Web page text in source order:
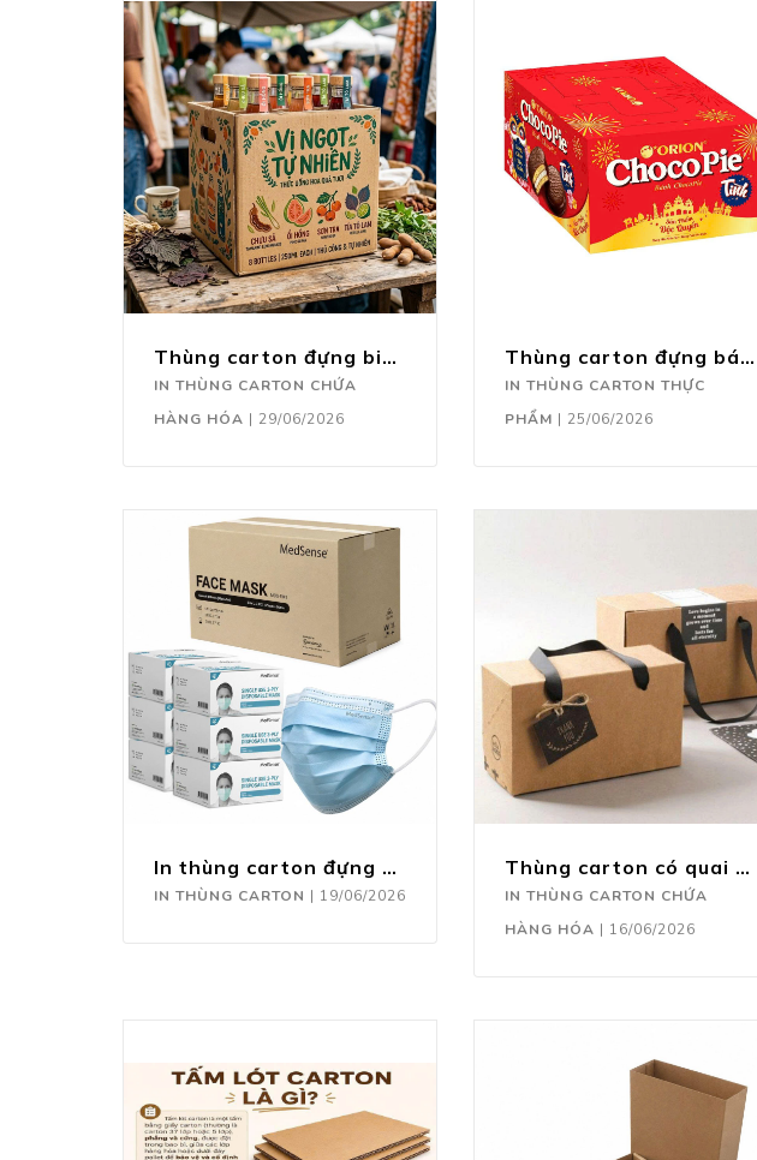
Thùng carton đựng bia, nước ngọt
IN THÙNG CARTON CHỨA
HÀNG HÓA | 29/06/2026
Thùng carton đựng bánh
IN THÙNG CARTON THỰC
PHẨM | 25/06/2026
In thùng carton đựng khẩu trang
IN THÙNG CARTON | 19/06/2026
Thùng carton có quai xách
IN THÙNG CARTON CHỨA
HÀNG HÓA | 16/06/2026